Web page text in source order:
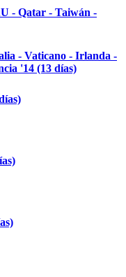
- Qatar - Taiwán -
- Vaticano - Irlanda -
'14 (13 días)